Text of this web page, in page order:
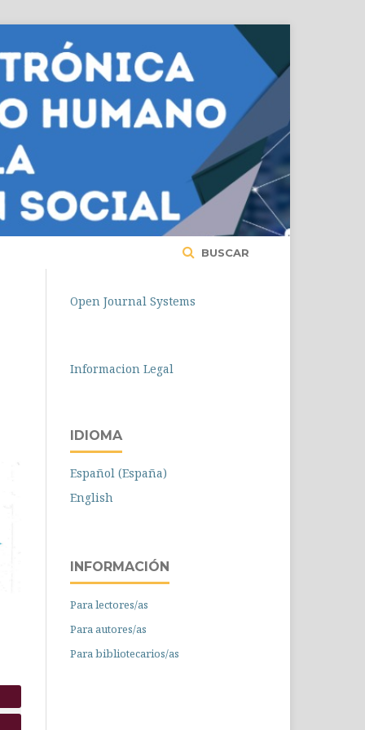
BUSCAR
Open Journal Systems
Informacion Legal
IDIOMA
Español (España)
English
INFORMACIÓN
Para lectores/as
Para autores/as
Para bibliotecarios/as